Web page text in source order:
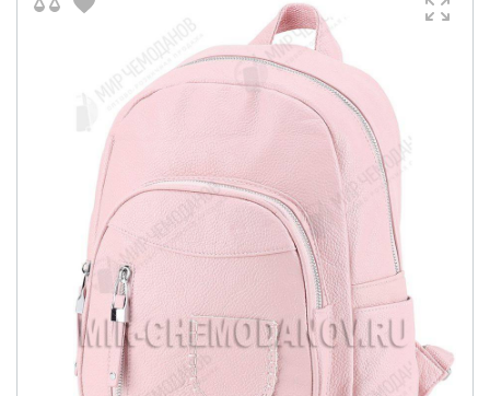
Сумки колесные
Сумки спортивные
Сумки деловые
Сумки поясные
Сумки пляжные
Сумки для ноутбуков
Сумки-тележки хозяйственные
Сумки-рюкзаки на колёсах
Сумки детские
Рюкзаки